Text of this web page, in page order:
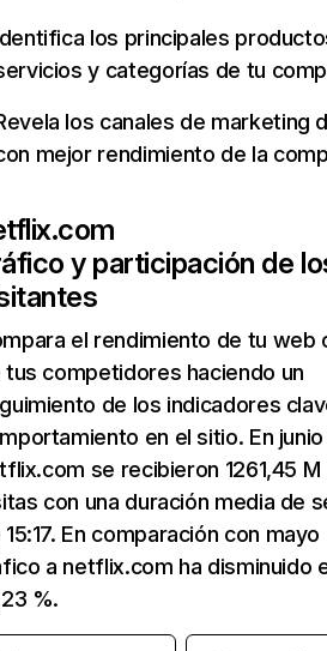
los principales
y categorías de tu
los canales de marketing
mejor rendimiento de la
y participación de
el rendimiento de tu web
tus competidores haciendo un
de los indicadores
en el sitio. En junio
se recibieron 1261,45 M
con una duración media de
15:17. En comparación con mayo
a netflix.com ha disminuido
%.